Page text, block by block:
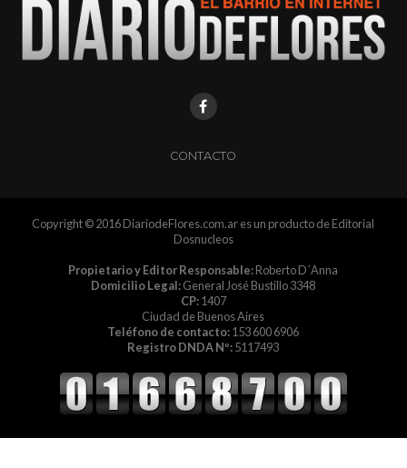
CONTACTO
Copyright © 2016 DiariodeFlores.com.ar es un producto de Editorial
Dosnucleos
Propietario y Editor Responsable:Roberto D´Anna
Domicilio Legal:General José Bustillo 3348
CP:1407
Ciudad de Buenos Aires
Teléfono de contacto:153 600 6906
Registro DNDA Nº:5117493